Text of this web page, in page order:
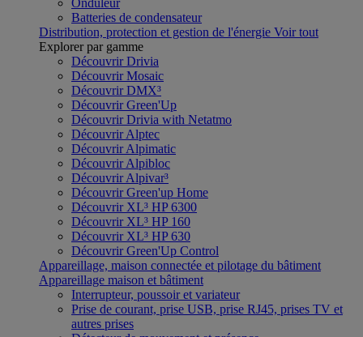
Onduleur
Batteries de condensateur
Distribution, protection et gestion de l'énergie Voir tout
Explorer par gamme
Découvrir Drivia
Découvrir Mosaic
Découvrir DMX³
Découvrir Green'Up
Découvrir Drivia with Netatmo
Découvrir Alptec
Découvrir Alpimatic
Découvrir Alpibloc
Découvrir Alpivar³
Découvrir Green'up Home
Découvrir XL³ HP 6300
Découvrir XL³ HP 160
Découvrir XL³ HP 630
Découvrir Green'Up Control
Appareillage, maison connectée et pilotage du bâtiment
Appareillage maison et bâtiment
Interrupteur, poussoir et variateur
Prise de courant, prise USB, prise RJ45, prises TV et
autres prises